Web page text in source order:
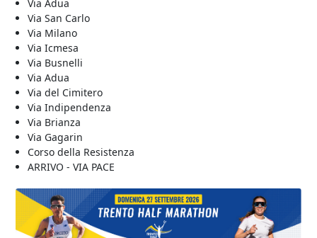
Via Adua
Via San Carlo
Via Milano
Via Icmesa
Via Busnelli
Via Adua
Via del Cimitero
Via Indipendenza
Via Brianza
Via Gagarin
Corso della Resistenza
ARRIVO - VIA PACE